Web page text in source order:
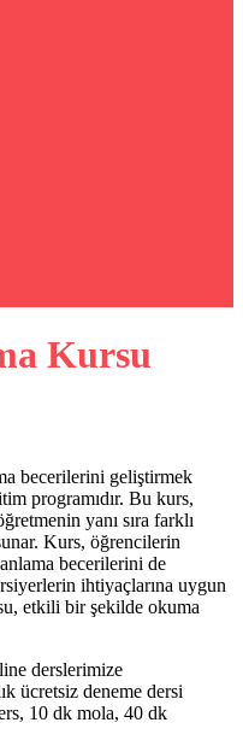
Kursu
becerilerini geliştirmek
programıdır. Bu kurs,
yanı sıra farklı
Kurs, öğrencilerin
anlama becerilerini de
ihtiyaçlarına uygun
etkili bir şekilde okuma
derslerimize
ücretsiz deneme dersi
10 dk mola, 40 dk